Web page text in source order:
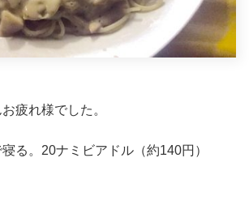
疲れ様でした。
る。20ナミビアドル（約140円）